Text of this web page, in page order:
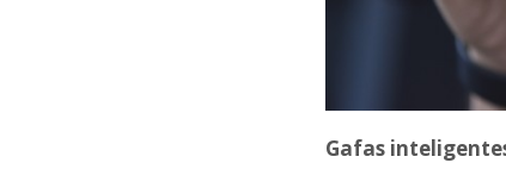
Gafas